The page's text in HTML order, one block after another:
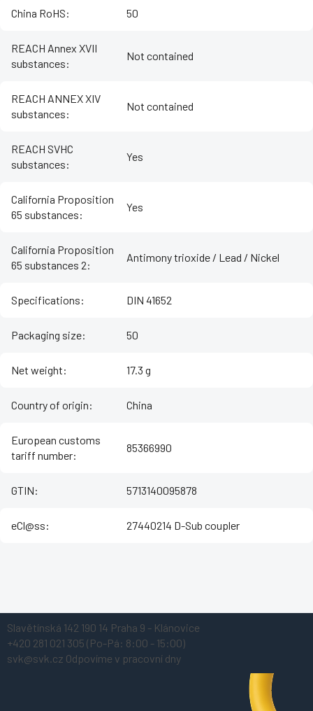
China RoHS: 50
REACH Annex XVII
substances:
Not contained
REACH ANNEX XIV
substances:
Not contained
REACH SVHC
substances:
Yes
California Proposition
65 substances:
Yes
California Proposition
65 substances 2:
Antimony trioxide / Lead / Nickel
Specifications: DIN 41652
Packaging size: 50
Net weight: 17.3 g
Country of origin: China
European customs
tariff number:
85366990
GTIN: 5713140095878
eCl@ss: 27440214 D-Sub coupler
Slavětínská 142 190 14 Praha 9 - Klánovice
+420 281 021 305 (Po-Pá: 8:00 - 15:00)
svk@svk.cz Odpovíme v pracovní dny